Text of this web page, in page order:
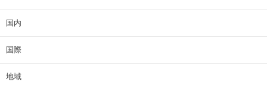
国内
国際
地域